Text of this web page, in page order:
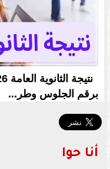
برقم الجلوس وطر...
أنا حوا